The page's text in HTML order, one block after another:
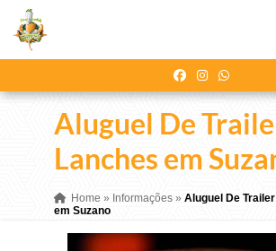
Aluguel De
Lanches em
Home » Informações » Aluguel De
em Suzano